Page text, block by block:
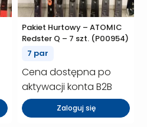
Pakiet Hurtowy – ATOMIC
Redster Q – 7 szt. (P00954)
7 par
Cena dostępna po
aktywacji konta B2B
Zaloguj się